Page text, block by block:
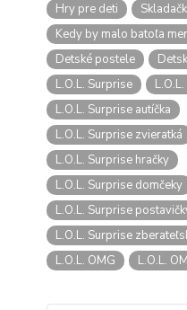
Hry pre deti
Kedy by malo batoľa
Detské postele
L.O.L. Surprise
L.O.L. Surprise autíčka
L.O.L. Surprise zvieratká
L.O.L. Surprise hračky
L.O.L. Surprise domčeky
L.O.L. Surprise
L.O.L. Surprise
L.O.L. OMG
L.O.L.